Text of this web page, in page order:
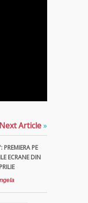
Next Article»
PREMIERA PE
ECRANE DIN